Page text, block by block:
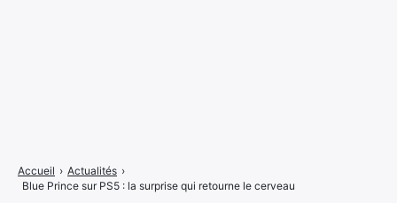
Accueil › Actualités ›
Blue Prince sur PS5 : la surprise qui retourne le cerveau